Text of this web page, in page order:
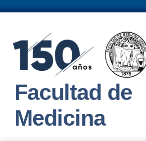
Facultad de
Medicina